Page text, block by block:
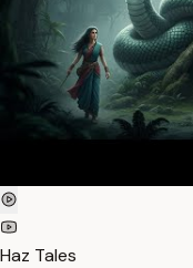
Haz Tales